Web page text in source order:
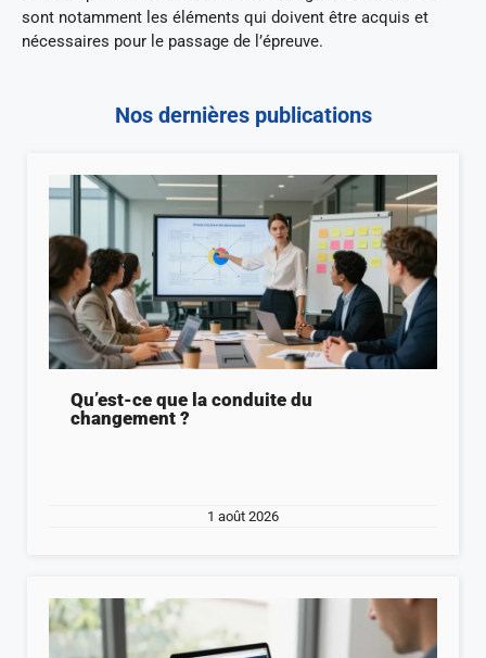
sont notamment les éléments qui doivent être acquis et
nécessaires pour le passage de l’épreuve.
Nos dernières publications
Qu’est-ce que la conduite du
changement ?
1 août 2026